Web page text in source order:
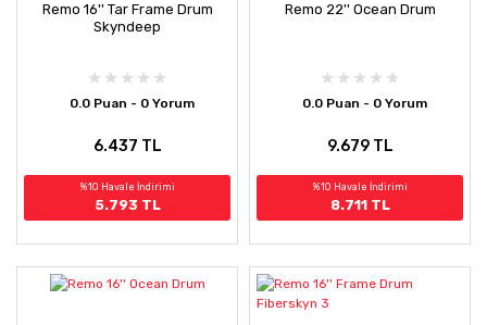
Remo 16'' Tar Frame Drum
Skyndeep
0.0 Puan - 0 Yorum
6.437 TL
%10 Havale İndirimi
5.793 TL
Remo 22'' Ocean Drum
0.0 Puan - 0 Yorum
9.679 TL
%10 Havale İndirimi
8.711 TL